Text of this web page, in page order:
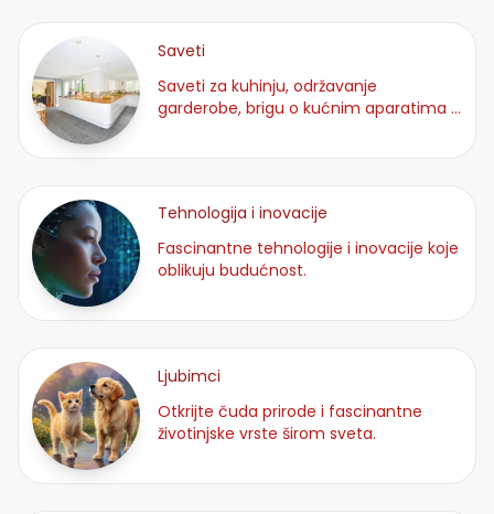
Saveti
Saveti za kuhinju, održavanje
garderobe, brigu o kućnim aparatima i
Tehnologija i inovacije
Fascinantne tehnologije i inovacije koje
oblikuju budućnost.
Ljubimci
Otkrijte čuda prirode i fascinantne
životinjske vrste širom sveta.